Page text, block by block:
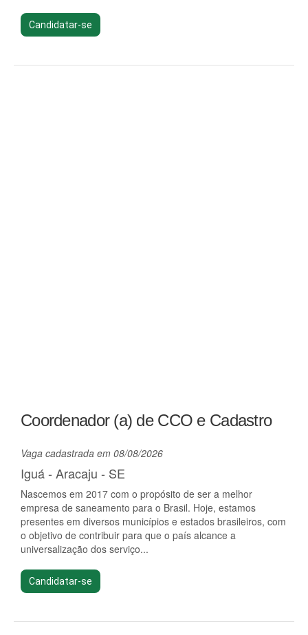
Candidatar-se
Coordenador (a) de CCO e Cadastro
Vaga cadastrada em 08/08/2026
Iguá - Aracaju - SE
Nascemos em 2017 com o propósito de ser a melhor
empresa de saneamento para o Brasil. Hoje, estamos
presentes em diversos municípios e estados brasileiros, com
o objetivo de contribuir para que o país alcance a
universalização dos serviço...
Candidatar-se